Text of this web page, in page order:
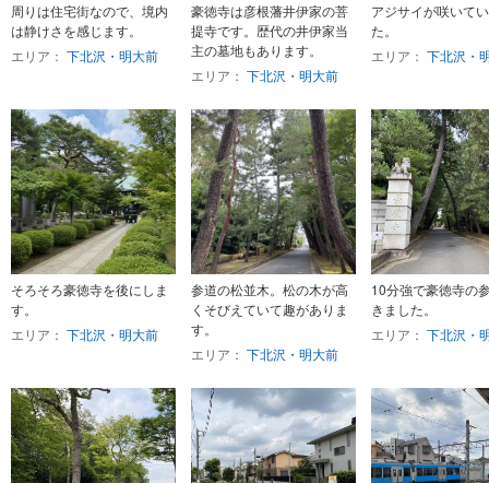
周りは住宅街なので、境内
は静けさを感じます。
エリア： 下北沢・明大前
豪徳寺は彦根藩井伊家の菩
提寺です。歴代の井伊家当
主の墓地もあります。
エリア： 下北沢・明大前
アジサイが咲いて
た。
エリア： 下北沢・
そろそろ豪徳寺を後にしま
す。
エリア： 下北沢・明大前
参道の松並木。松の木が高
くそびえていて趣がありま
す。
エリア： 下北沢・明大前
10分強で豪徳寺の
きました。
エリア： 下北沢・